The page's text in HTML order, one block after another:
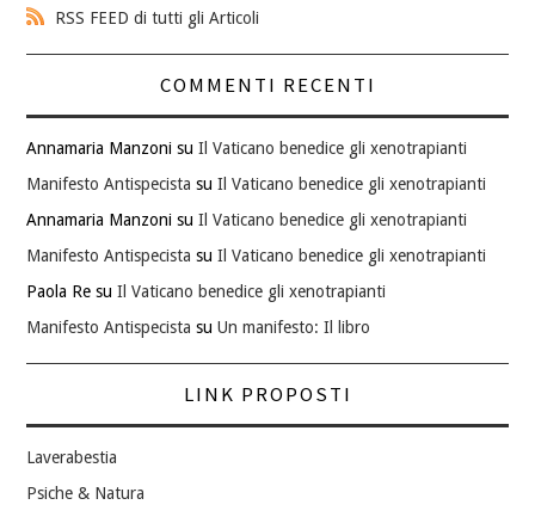
RSS FEED di tutti gli Articoli
COMMENTI RECENTI
Annamaria Manzoni suIl Vaticano benedice gli xenotrapianti
Manifesto Antispecista suIl Vaticano benedice gli xenotrapianti
Annamaria Manzoni suIl Vaticano benedice gli xenotrapianti
Manifesto Antispecista suIl Vaticano benedice gli xenotrapianti
Paola Re suIl Vaticano benedice gli xenotrapianti
Manifesto Antispecista suUn manifesto: Il libro
LINK PROPOSTI
Laverabestia
Psiche & Natura